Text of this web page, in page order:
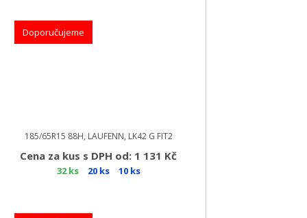
Doporučujeme
185/65R15 88H, LAUFENN, LK42 G FIT2
Cena za kus s DPH od: 1 131 Kč
32 ks 20 ks 10 ks